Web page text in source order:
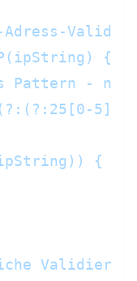
{
Pattern -
{